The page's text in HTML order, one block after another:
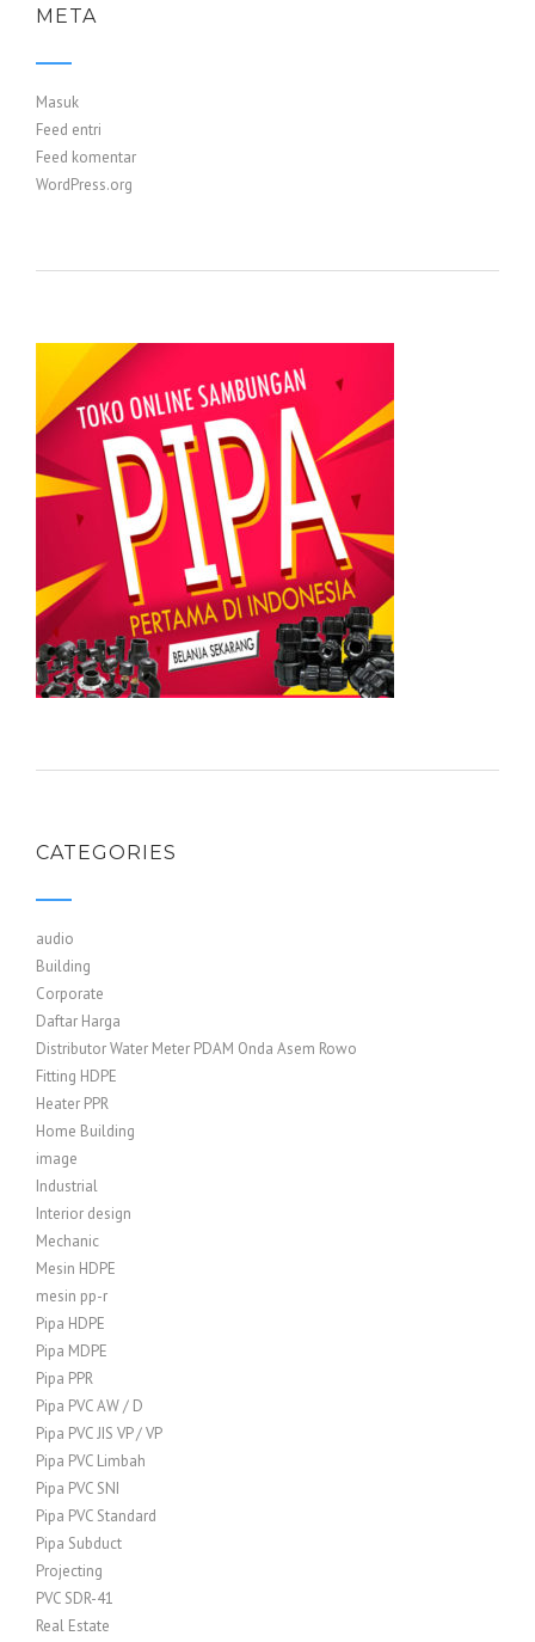
META
Masuk
Feed entri
Feed komentar
WordPress.org
CATEGORIES
audio
Building
Corporate
Daftar Harga
Distributor Water Meter PDAM Onda Asem Rowo
Fitting HDPE
Heater PPR
Home Building
image
Industrial
Interior design
Mechanic
Mesin HDPE
mesin pp-r
Pipa HDPE
Pipa MDPE
Pipa PPR
Pipa PVC AW / D
Pipa PVC JIS VP / VP
Pipa PVC Limbah
Pipa PVC SNI
Pipa PVC Standard
Pipa Subduct
Projecting
PVC SDR-41
Real Estate